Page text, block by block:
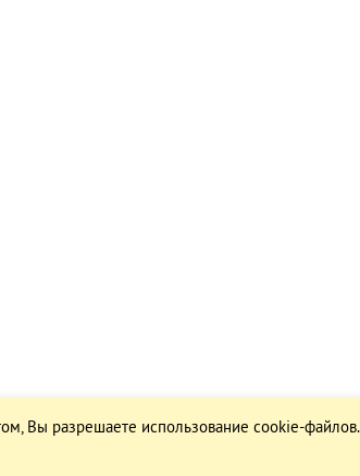
Вы разрешаете использование cookie-файлов.